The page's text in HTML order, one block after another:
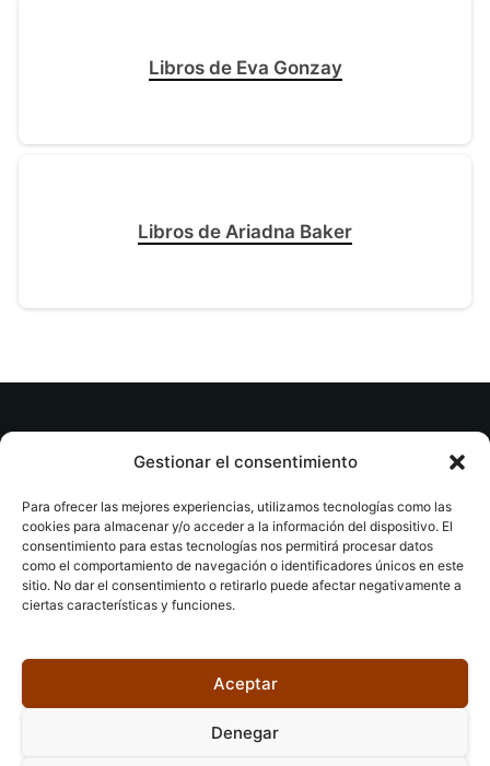
Gestionar el consentimiento
Para ofrecer las mejores experiencias, utilizamos tecnologías como las
cookies para almacenar y/o acceder a la información del dispositivo. El
consentimiento para estas tecnologías nos permitirá procesar datos
como el comportamiento de navegación o identificadores únicos en este
sitio. No dar el consentimiento o retirarlo puede afectar negativamente a
ciertas características y funciones.
Aceptar
Denegar
Libros de Eva Gonzay
Libros de Ariadna Baker
© tuslibrosvip.com · Todos los derechos
Aviso legal|Accesibilidad